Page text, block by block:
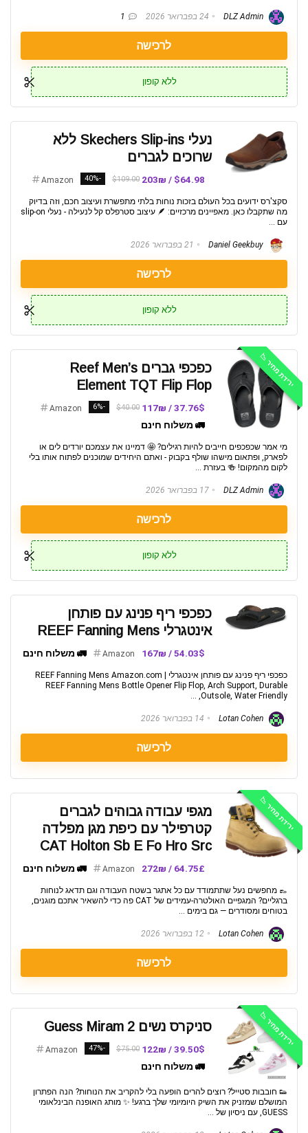
24 בפברואר 2026 1
לרכישה
ללא קופון
נעלי Skechers Slip-ins ללא
שרוכים לגברים
$64.98 / 203₪
$109.00
-40%
Amazon
סקצ'רס ידועים בכל העולם בזכות נוחות בלתי מתפשרת ועיצוב חכם, וזה בדיוק
מה שתקבלו כאן. מאפיינים מרכזיים: 🪶 עיצוב סטרפלס קל לנעילה - נעלי slip-on
עם ...
21 בפברואר 2026
לרכישה
ללא קופון
ירידת מחיר 📉
כפכפי גברים Reef Men’s
Element TQT Flip Flop
37.76$ / 117₪
$40.00
-6%
Amazon
🚛 משלוח חינם
מי אמר שכפכפים חייבים להיות רגילים? 🤩 דמיינו את עצמכם יורדים לים או
לפארק, ופתאום מישהו שולף בקבוק - ואתם היחידים שמוכנים לפתוח אותו בלי
לקום מהמקום! 🍻 בעזרת ...
17 בפברואר 2026
לרכישה
ללא קופון
כפכפי ריף פנינג עם פותחן
אינטגרלי REEF Fanning Mens
54.03$ / 167₪
Amazon 🚛 משלוח חינם
כפכפי ריף פנינג עם פותחן אינטגרלי REEF Fanning Mens Amazon.com |
REEF Fanning Mens Bottle Opener Flip Flop, Arch Support, Durable
Outsole, Water Friendly, ...
14 בפברואר 2026
לרכישה
ירידת מחיר 📉
מגפי עבודה גבוהים לגברים
קטרפילר עם כיפת מגן מפלדה
CAT Holton Sb E Fo Hro Src
64.75£ / 272₪
Amazon 🚛 משלוח חינם
👞 מחפשים נעל שתתמודד עם כל אתגר בשטח העבודה וגם תדאג לנוחות
ברגליים? המגפיים האולטרה-עמידים של CAT פה כדי להשאיר אתכם מוגנים,
בטוחים ומסודרים — גם בימים ...
12 בפברואר 2026
לרכישה
ירידת מחיר 📉 סניקרס נשים Guess Miram 2
39.50$ / 122₪
$75.00
-47%
Amazon
🚛 משלוח חינם
👟 חובבות סטייל? רוצים להרים הופעה בלי להקריב את הנוחות? הנה הפתרון
המושלם שמזניק את השיק היומיומי שלך ברגע! ✨ מותג האופנה הבינלאומי
GUESS, עם ניסיון של ...